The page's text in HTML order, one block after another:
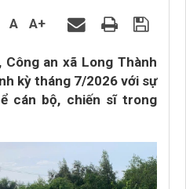
A A+
an xã Long Thành
kỳ tháng 7/2026 với sự
cán bộ, chiến sĩ trong